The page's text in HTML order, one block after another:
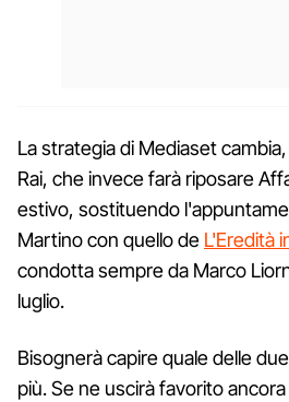
La strategia di Mediaset
Rai, che invece farà riposare
estivo, sostituendo
Martino con quello de L'Eredità
condotta sempre da Marco
luglio.
Bisognerà capire quale delle
più. Se ne uscirà favorito